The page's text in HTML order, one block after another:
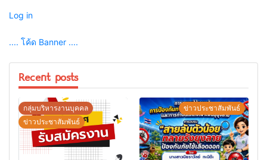
Log in
.... โค้ด Banner ....
Recent posts
กลุ่มบริหารงานบุคคล
ข่าวประชาสัมพันธ์
ข่าวประชาสัมพันธ์